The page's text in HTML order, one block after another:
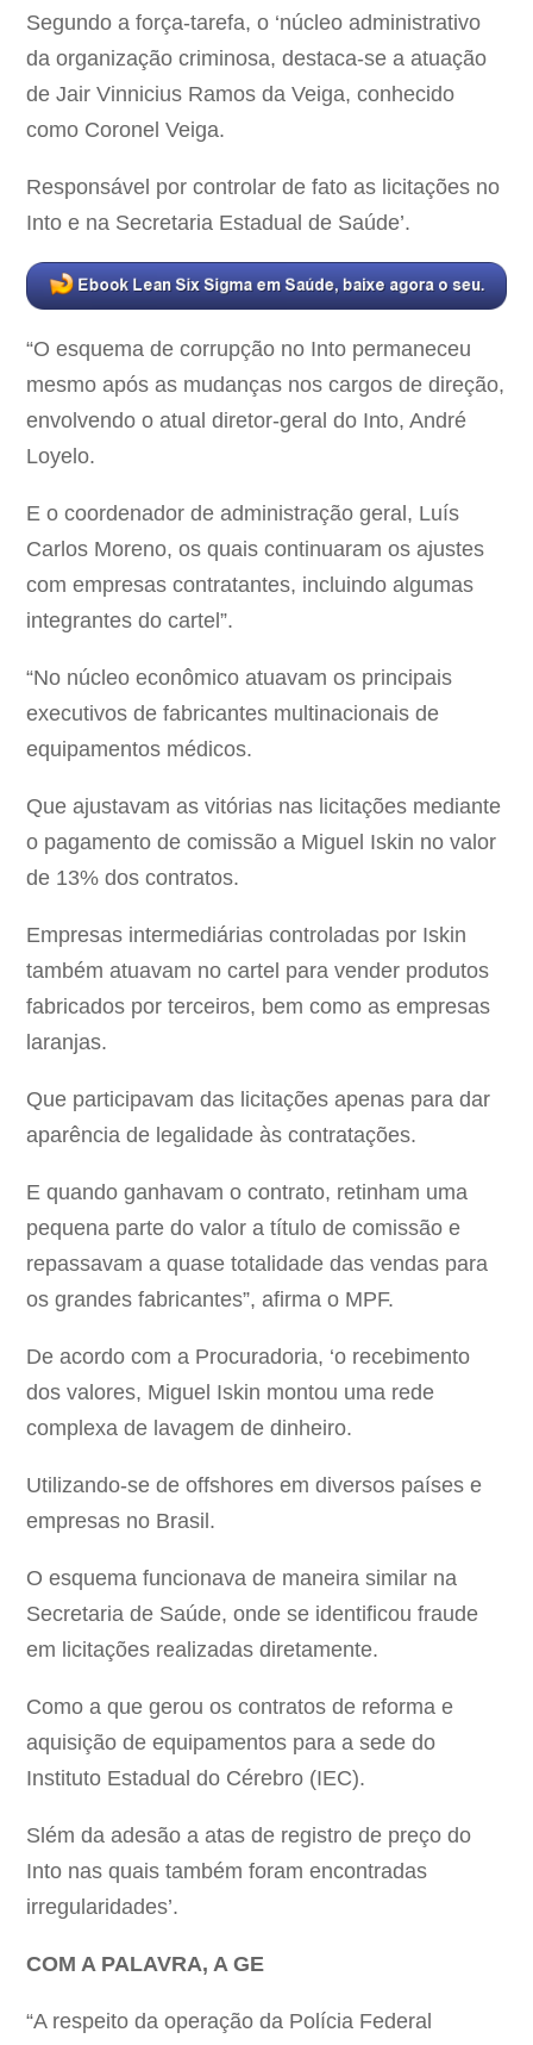
Segundo a força-tarefa, o ‘núcleo administrativo
da organização criminosa, destaca-se a atuação
de Jair Vinnicius Ramos da Veiga, conhecido
como Coronel Veiga.
Responsável por controlar de fato as licitações no
Into e na Secretaria Estadual de Saúde’.
“O esquema de corrupção no Into permaneceu
mesmo após as mudanças nos cargos de direção,
envolvendo o atual diretor-geral do Into, André
Loyelo.
E o coordenador de administração geral, Luís
Carlos Moreno, os quais continuaram os ajustes
com empresas contratantes, incluindo algumas
integrantes do cartel”.
“No núcleo econômico atuavam os principais
executivos de fabricantes multinacionais de
equipamentos médicos.
Que ajustavam as vitórias nas licitações mediante
o pagamento de comissão a Miguel Iskin no valor
de 13% dos contratos.
Empresas intermediárias controladas por Iskin
também atuavam no cartel para vender produtos
fabricados por terceiros, bem como as empresas
laranjas.
Que participavam das licitações apenas para dar
aparência de legalidade às contratações.
E quando ganhavam o contrato, retinham uma
pequena parte do valor a título de comissão e
repassavam a quase totalidade das vendas para
os grandes fabricantes”, afirma o MPF.
De acordo com a Procuradoria, ‘o recebimento
dos valores, Miguel Iskin montou uma rede
complexa de lavagem de dinheiro.
Utilizando-se de offshores em diversos países e
empresas no Brasil.
O esquema funcionava de maneira similar na
Secretaria de Saúde, onde se identificou fraude
em licitações realizadas diretamente.
Como a que gerou os contratos de reforma e
aquisição de equipamentos para a sede do
Instituto Estadual do Cérebro (IEC).
Slém da adesão a atas de registro de preço do
Into nas quais também foram encontradas
irregularidades’.
COM A PALAVRA, A GE
“A respeito da operação da Polícia Federal